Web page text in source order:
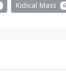
Kidical Mass 6